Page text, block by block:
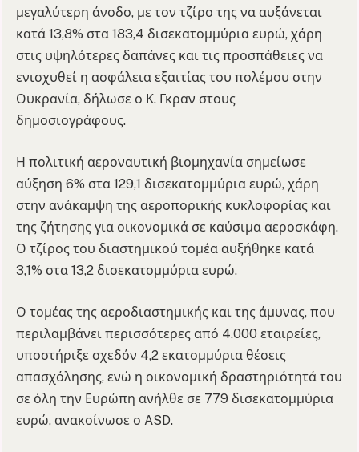
μεγαλύτερη άνοδο, με τον τζίρο της να αυξάνεται
κατά 13,8% στα 183,4 δισεκατομμύρια ευρώ, χάρη
στις υψηλότερες δαπάνες και τις προσπάθειες να
ενισχυθεί η ασφάλεια εξαιτίας του πολέμου στην
Ουκρανία, δήλωσε ο Κ. Γκραν στους
δημοσιογράφους.
Η πολιτική αεροναυτική βιομηχανία σημείωσε
αύξηση 6% στα 129,1 δισεκατομμύρια ευρώ, χάρη
στην ανάκαμψη της αεροπορικής κυκλοφορίας και
της ζήτησης για οικονομικά σε καύσιμα αεροσκάφη.
Ο τζίρος του διαστημικού τομέα αυξήθηκε κατά
3,1% στα 13,2 δισεκατομμύρια ευρώ.
Ο τομέας της αεροδιαστημικής και της άμυνας, που
περιλαμβάνει περισσότερες από 4.000 εταιρείες,
υποστήριξε σχεδόν 4,2 εκατομμύρια θέσεις
απασχόλησης, ενώ η οικονομική δραστηριότητά του
σε όλη την Ευρώπη ανήλθε σε 779 δισεκατομμύρια
ευρώ, ανακοίνωσε ο ASD.